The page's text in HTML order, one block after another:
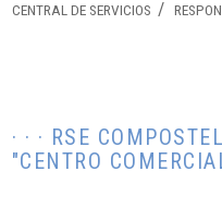
CENTRAL DE SERVICIOS
· · · RSE
"CENTRO